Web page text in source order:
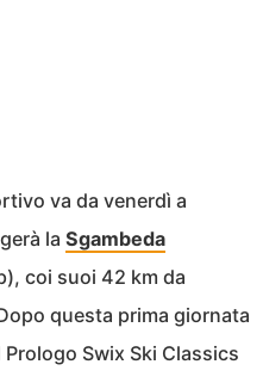
va da venerdì a
la Sgambeda
coi suoi 42 km da
questa prima giornata
Swix Ski Classics